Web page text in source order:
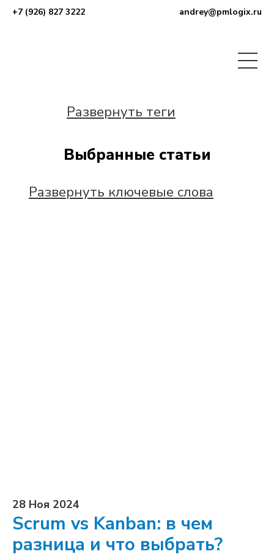
+7 (926) 827 3222 andrey@pmlogix.ru
Развернуть теги
Выбранные статьи
Развернуть ключевые слова
28 Ноя 2024
Scrum vs Kanban: в чем
разница и что выбрать?